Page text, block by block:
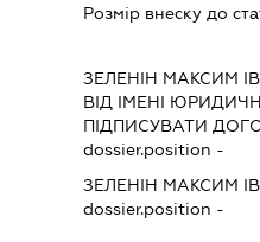
Розмір внеску до
ЗЕЛЕНІН МАКСИМ
ВІД ІМЕНІ
ПІДПИСУВАТИ
dossier.position -
ЗЕЛЕНІН МАКСИМ
dossier.position -